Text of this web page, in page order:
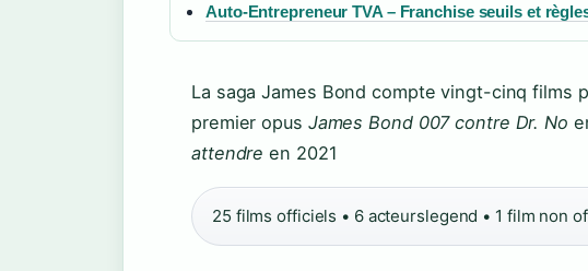
Auto-Entrepreneur TVA – Franchise seuils et
La saga James Bond compte vingt-cinq films
premier opus James Bond 007 contre Dr. No
attendre en 2021
25 films officiels • 6 acteurslegend • 1 film non